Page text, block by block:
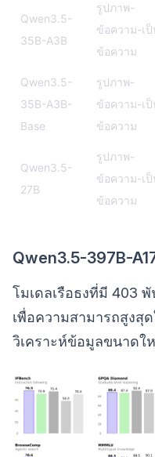
Qwen3.5-
35B-A3B
รูปภาพ-
ข้อความ-เ
ข้อความ
Qwen3.5-
35B-A3B-
Base
รูปภาพ-
ข้อความ-เ
ข้อความ
Qwen3.5-
27B
รูปภาพ-
ข้อความ-เ
ข้อความ
Qwen3.5-397B-
โมเดลเรือธงที่มี 403
เพื่อความสามารถสูงสุ
วิเคราะห์ข้อมูลขนาด